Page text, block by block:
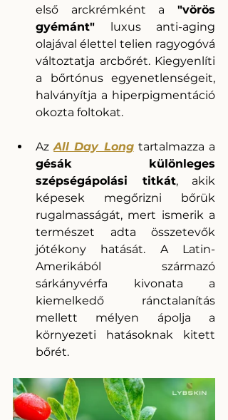
első arckrémként a "vörös
gyémánt" luxus anti-aging
olajával élettel telien ragyogóvá
változtatja arcbőrét. Kiegyenlíti
a bőrtónus egyenetlenségeit,
halványítja a hiperpigmentáció
okozta foltokat.
Az All Day Long
gésák különleges
szépségápolási titkát, akik
képesek megőrizni bőrük
rugalmasságát, mert ismerik a
természet adta összetevők
jótékony hatását. A Latin-
Amerikából származó
sárkányvérfa kivonata a
kiemelkedő ránctalanítás
mellett mélyen ápolja a
környezeti hatásoknak kitett
bőrét.